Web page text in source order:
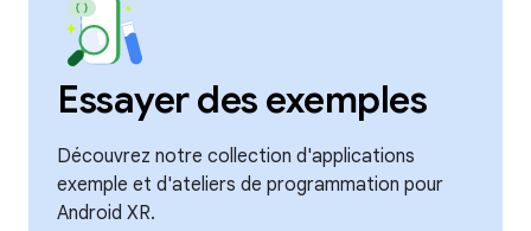
Essayer des exemples
Découvrez notre collection d'applications
exemple et d'ateliers de programmation pour
Android XR.